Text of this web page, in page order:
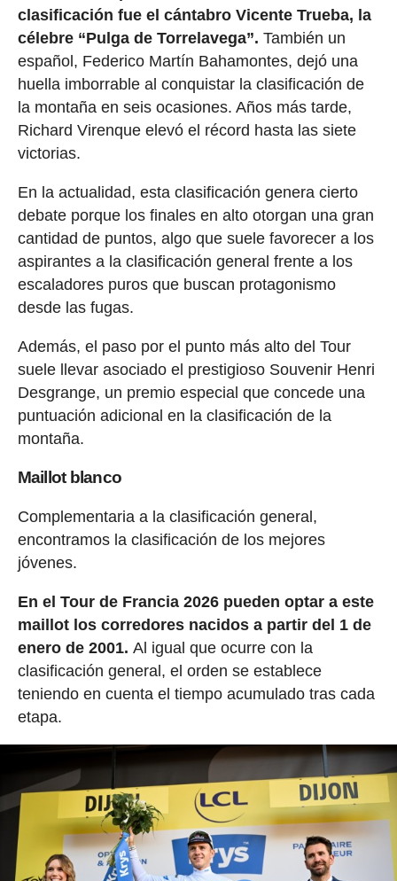
clasificación fue el cántabro Vicente Trueba, la
célebre “Pulga de Torrelavega”. También un
español, Federico Martín Bahamontes, dejó una
huella imborrable al conquistar la clasificación de
la montaña en seis ocasiones. Años más tarde,
Richard Virenque elevó el récord hasta las siete
victorias.
En la actualidad, esta clasificación genera cierto
debate porque los finales en alto otorgan una gran
cantidad de puntos, algo que suele favorecer a los
aspirantes a la clasificación general frente a los
escaladores puros que buscan protagonismo
desde las fugas.
Además, el paso por el punto más alto del Tour
suele llevar asociado el prestigioso Souvenir Henri
Desgrange, un premio especial que concede una
puntuación adicional en la clasificación de la
montaña.
Maillot blanco
Complementaria a la clasificación general,
encontramos la clasificación de los mejores
jóvenes.
En el Tour de Francia 2026 pueden optar a este
maillot los corredores nacidos a partir del 1 de
enero de 2001. Al igual que ocurre con la
clasificación general, el orden se establece
teniendo en cuenta el tiempo acumulado tras cada
etapa.